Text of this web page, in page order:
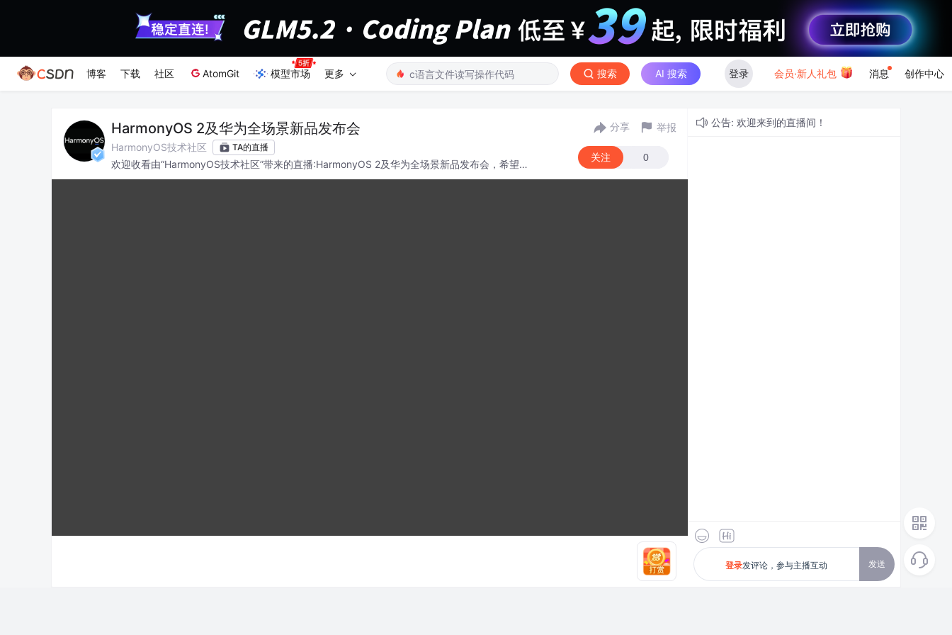
博客 下载 社区 AtomGit 模型市场 更多 搜索 AI 搜索 登录 会员·新人礼包 消息 创作中心
HarmonyOS 2及华为全场景新品发布会
HarmonyOS技术社区 TA的直播
欢迎收看由“HarmonyOS技术社区”带来的直播:HarmonyOS 2及华为全场景新品发布会，希望各
位能有所收获。
分享 举报
关注 0
公告: 欢迎来到的直播间！
发送
登录发评论，参与主播互动